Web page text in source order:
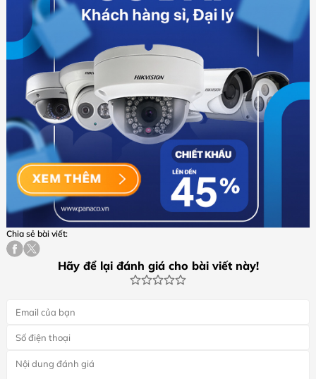
Chia sẻ bài viết:
Hãy để lại đánh giá cho bài viết này!